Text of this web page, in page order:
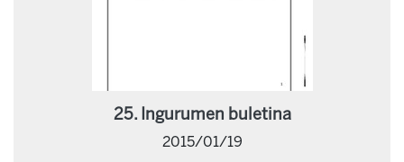
25. Ingurumen buletina
2015/01/19